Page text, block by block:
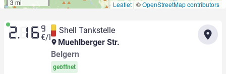
3 mi Leaflet | ©OpenStreetMap contributors
2.16 9
€/l
Shell Tankstelle
Muehlberger Str.
Belgern
geöffnet